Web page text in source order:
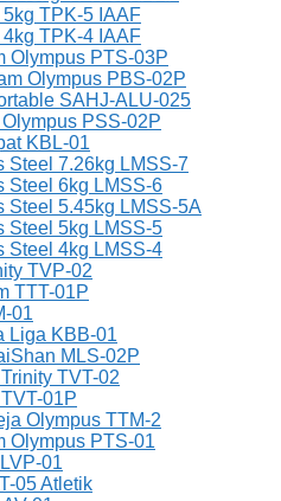
TPK-5 IAAF
TPK-4 IAAF
Olympus PTS-03P
Olympus PBS-02P
SAHJ-ALU-025
PSS-02P
KBL-01
Steel 7.26kg LMSS-7
Steel 6kg LMSS-6
Steel 5.45kg LMSS-5A
Steel 5kg LMSS-5
Steel 4kg LMSS-4
TVP-02
TTT-01P
01
Liga KBB-01
MLS-02P
TVT-02
01P
Olympus TTM-2
Olympus PTS-01
01
05 Atletik